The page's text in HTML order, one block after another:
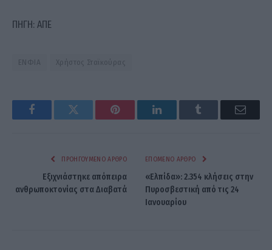
ΠΗΓΗ: ΑΠΕ
ΕΝΦΙΑ Χρήστος Σταϊκούρας
FacebookTwitter Pinterest LinkedInTumblr Email
ΠΡΟΗΓΟΎΜΕΝΟ ΆΡΘΡΟ
Εξιχνιάστηκε απόπειρα
ανθρωποκτονίας στα Διαβατά
ΕΠΌΜΕΝΟ ΆΡΘΡΟ
«Ελπίδα»: 2.354 κλήσεις στην
Πυροσβεστική από τις 24
Ιανουαρίου